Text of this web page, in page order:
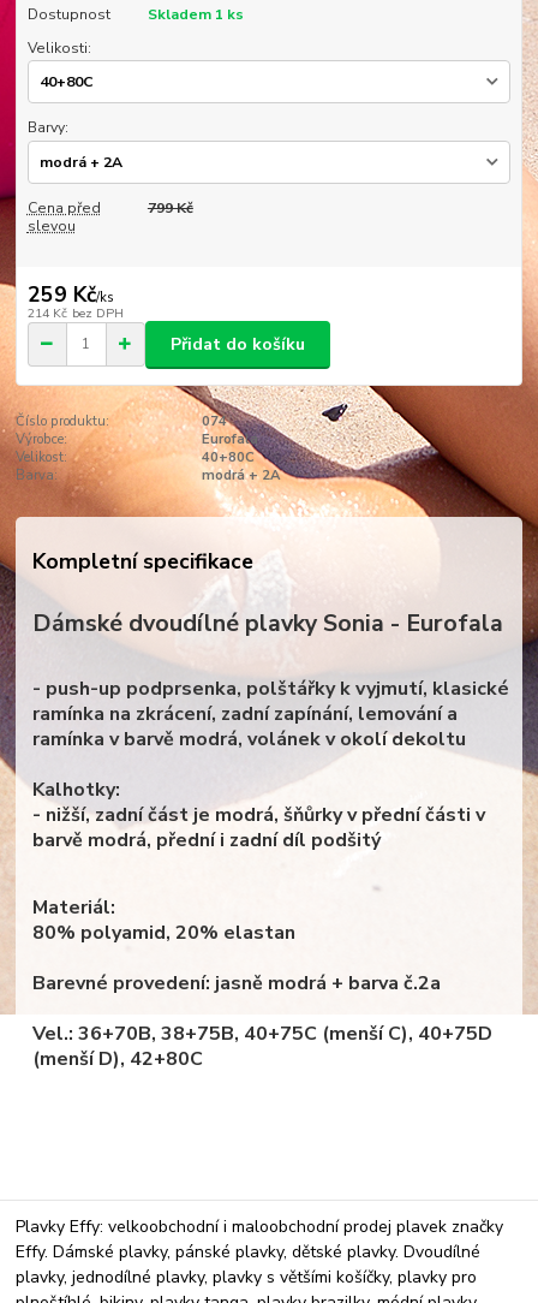
Dostupnost
Skladem 1 ks
Velikosti:
Barvy:
Cena před
slevou
799 Kč
259 Kč/ks
214 Kč bez DPH
Přidat do košíku
Číslo produktu:
074
Výrobce:
Eurofala
Velikost:
40+80C
Barva:
modrá + 2A
Kompletní specifikace
Dámské dvoudílné plavky Sonia - Eurofala
- push-up podprsenka, polštářky k vyjmutí, klasické
ramínka na zkrácení, zadní zapínání, lemování a
ramínka v barvě modrá, volánek v okolí dekoltu
Kalhotky:
- nižší, zadní část je modrá, šňůrky v přední části v
barvě modrá, přední i zadní díl podšitý
Materiál:
80% polyamid, 20% elastan
Barevné provedení: jasně modrá + barva č.2a
Vel.: 36+70B, 38+75B, 40+75C (menší C), 40+75D
(menší D), 42+80C
Plavky Effy: velkoobchodní i maloobchodní prodej plavek značky
Effy. Dámské plavky, pánské plavky, dětské plavky. Dvoudílné
plavky, jednodílné plavky, plavky s většími košíčky, plavky pro